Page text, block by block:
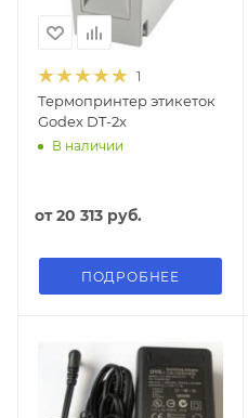
1
Термопринтер этикеток
Godex DT-2x
В наличии
от20 313 руб.
ПОДРОБНЕЕ